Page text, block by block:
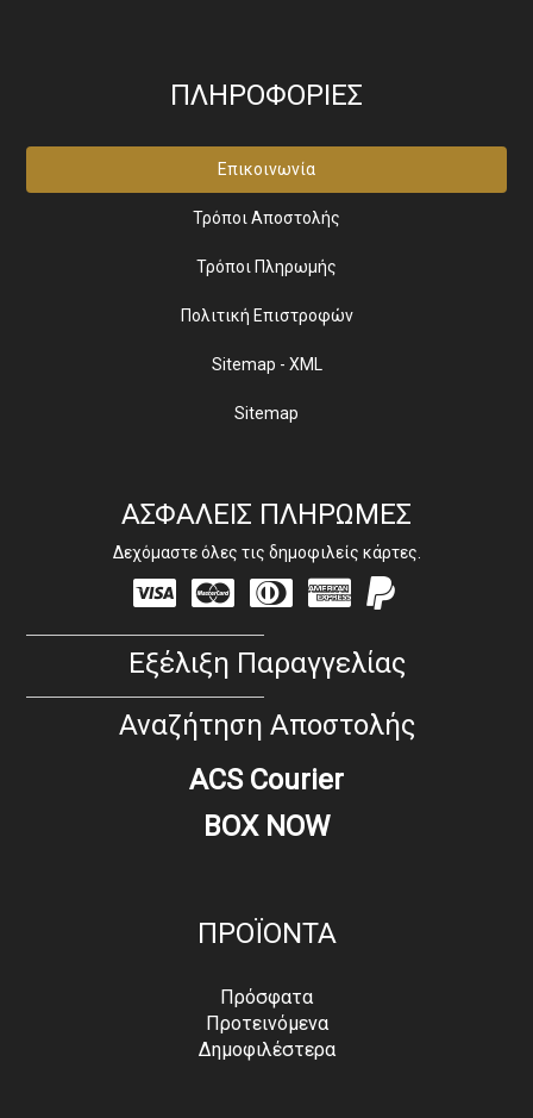
ΠΛΗΡΟΦΟΡΙΕΣ
Επικοινωνία
Τρόποι Αποστολής
Τρόποι Πληρωμής
Πολιτική Επιστροφών
Sitemap - XML
Sitemap
ΑΣΦΑΛΕΙΣ ΠΛΗΡΩΜΕΣ
Δεχόμαστε όλες τις δημοφιλείς κάρτες.
Visa
Mastercard
Diners
Club
AmexPayPal
Εξέλιξη Παραγγελίας
Αναζήτηση Αποστολής
ACS Courier
BOX NOW
ΠΡΟΪΟΝΤΑ
Πρόσφατα
Προτεινόμενα
Δημοφιλέστερα